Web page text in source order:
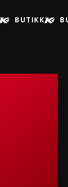
BUTIKK